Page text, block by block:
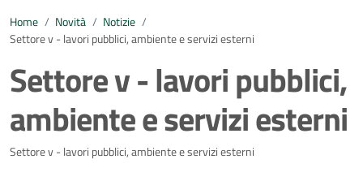
Home / Novità / Notizie /
Settore v - lavori pubblici, ambiente e servizi esterni
Settore v - lavori pubblici,
ambiente e servizi esterni
Dettagli della notizia
Settore v - lavori pubblici, ambiente e servizi esterni